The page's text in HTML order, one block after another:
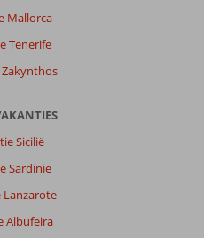
Mallorca
Tenerife
Sicilië
Sardinië
Lanzarote
Albufeira